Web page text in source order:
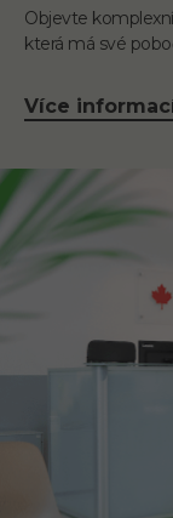
Objevte
která má své
Více